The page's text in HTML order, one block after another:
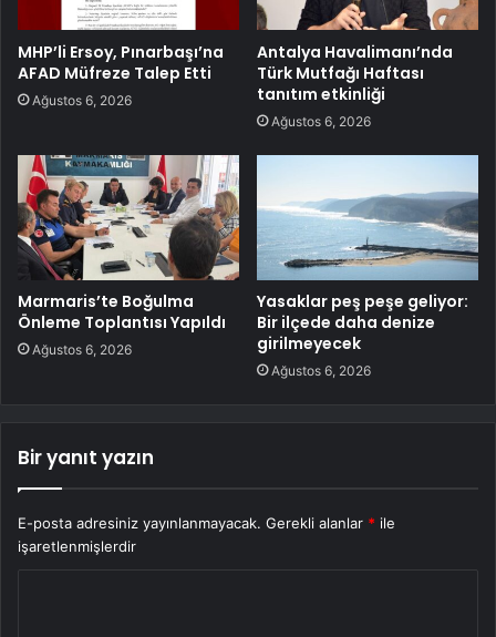
MHP’li Ersoy, Pınarbaşı’na
AFAD Müfreze Talep Etti
Ağustos 6, 2026
Antalya Havalimanı’nda
Türk Mutfağı Haftası
tanıtım etkinliği
Ağustos 6, 2026
Marmaris’te Boğulma
Önleme Toplantısı Yapıldı
Ağustos 6, 2026
Yasaklar peş peşe geliyor:
Bir ilçede daha denize
girilmeyecek
Ağustos 6, 2026
Bir yanıt yazın
E-posta adresiniz yayınlanmayacak. Gerekli alanlar * ile
işaretlenmişlerdir